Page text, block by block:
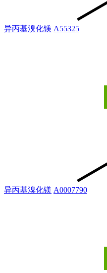
异丙基溴化镁 A55325
异丙基溴化镁 A0007790